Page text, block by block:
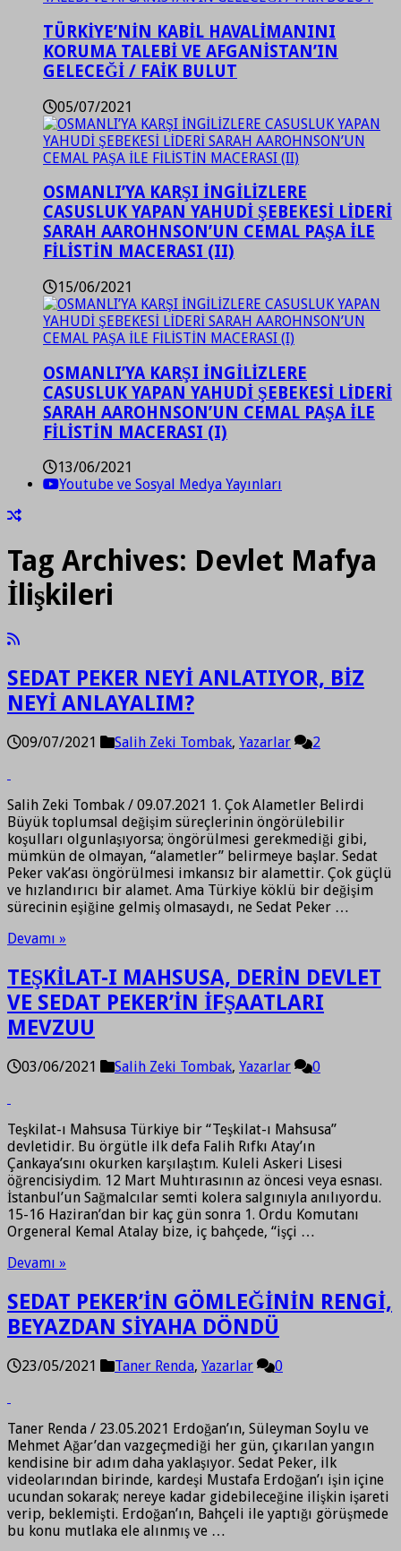
TÜRKİYE’NİN KABİL HAVALİMANINI
KORUMA TALEBİ VE AFGANİSTAN’IN
GELECEĞİ / FAİK BULUT
05/07/2021
OSMANLI’YA KARŞI İNGİLİZLERE
CASUSLUK YAPAN YAHUDİ ŞEBEKESİ LİDERİ
SARAH AAROHNSON’UN CEMAL PAŞA İLE
FİLİSTİN MACERASI (II)
15/06/2021
OSMANLI’YA KARŞI İNGİLİZLERE
CASUSLUK YAPAN YAHUDİ ŞEBEKESİ LİDERİ
SARAH AAROHNSON’UN CEMAL PAŞA İLE
FİLİSTİN MACERASI (I)
13/06/2021
Youtube ve Sosyal Medya Yayınları
Tag Archives: Devlet Mafya
İlişkileri
SEDAT PEKER NEYİ ANLATIYOR, BİZ
NEYİ ANLAYALIM?
09/07/2021 Salih Zeki Tombak, Yazarlar 2
Salih Zeki Tombak / 09.07.2021 1. Çok Alametler Belirdi
Büyük toplumsal değişim süreçlerinin öngörülebilir
koşulları olgunlaşıyorsa; öngörülmesi gerekmediği gibi,
mümkün de olmayan, “alametler” belirmeye başlar. Sedat
Peker vak’ası öngörülmesi imkansız bir alamettir. Çok güçlü
ve hızlandırıcı bir alamet. Ama Türkiye köklü bir değişim
sürecinin eşiğine gelmiş olmasaydı, ne Sedat Peker …
Devamı »
TEŞKİLAT-I MAHSUSA, DERİN DEVLET
VE SEDAT PEKER’İN İFŞAATLARI
MEVZUU
03/06/2021 Salih Zeki Tombak, Yazarlar 0
Teşkilat-ı Mahsusa Türkiye bir “Teşkilat-ı Mahsusa”
devletidir. Bu örgütle ilk defa Falih Rıfkı Atay’ın
Çankaya’sını okurken karşılaştım. Kuleli Askeri Lisesi
öğrencisiydim. 12 Mart Muhtırasının az öncesi veya esnası.
İstanbul’un Sağmalcılar semti kolera salgınıyla anılıyordu.
15-16 Haziran’dan bir kaç gün sonra 1. Ordu Komutanı
Orgeneral Kemal Atalay bize, iç bahçede, “işçi …
Devamı »
SEDAT PEKER’İN GÖMLEĞİNİN RENGİ,
BEYAZDAN SİYAHA DÖNDÜ
23/05/2021 Taner Renda, Yazarlar 0
Taner Renda / 23.05.2021 Erdoğan’ın, Süleyman Soylu ve
Mehmet Ağar’dan vazgeçmediği her gün, çıkarılan yangın
kendisine bir adım daha yaklaşıyor. Sedat Peker, ilk
videolarından birinde, kardeşi Mustafa Erdoğan’ı işin içine
ucundan sokarak; nereye kadar gidebileceğine ilişkin işareti
verip, beklemişti. Erdoğan’ın, Bahçeli ile yaptığı görüşmede
bu konu mutlaka ele alınmış ve …